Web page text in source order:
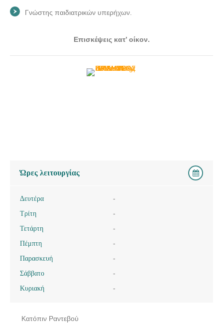
doctors4u.gr
Γνώστης παιδιατρικών υπερήχων.
Επισκέψεις κατ’ οίκον.
Ώρες λειτουργίας
Δευτέρα
-
Τρίτη
-
Τετάρτη
-
Πέμπτη
-
Παρασκευή
-
Σάββατο
-
Κυριακή
-
Κατόπιν Ραντεβού